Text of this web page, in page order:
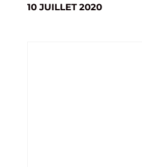
10 JUILLET 2020